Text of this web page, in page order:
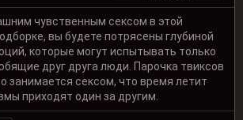
чувственным сексом в этой
вы будете потрясены глубиной
которые могут испытывать только
друг друга люди. Парочка твиксов
занимается сексом, что время летит
приходят один за другим.